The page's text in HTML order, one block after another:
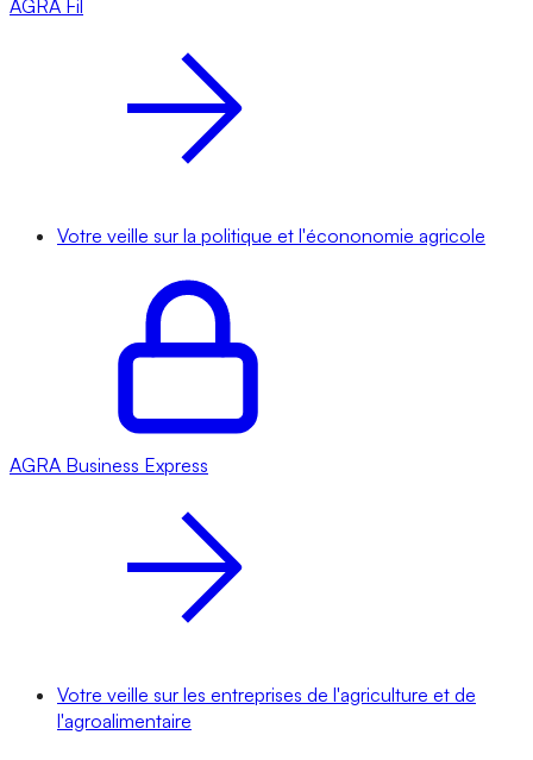
AGRA Fil
Votre veille sur la politique et l'écononomie agricole
AGRA Business Express
Votre veille sur les entreprises de l'agriculture et de
l'agroalimentaire